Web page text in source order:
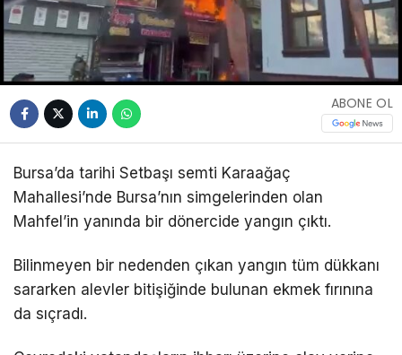
ABONE OL
Bursa’da tarihi Setbaşı semti Karaağaç
Mahallesi’nde Bursa’nın simgelerinden olan
Mahfel’in yanında bir dönercide yangın çıktı.
Bilinmeyen bir nedenden çıkan yangın tüm dükkanı
sararken alevler bitişiğinde bulunan ekmek fırınına
da sıçradı.